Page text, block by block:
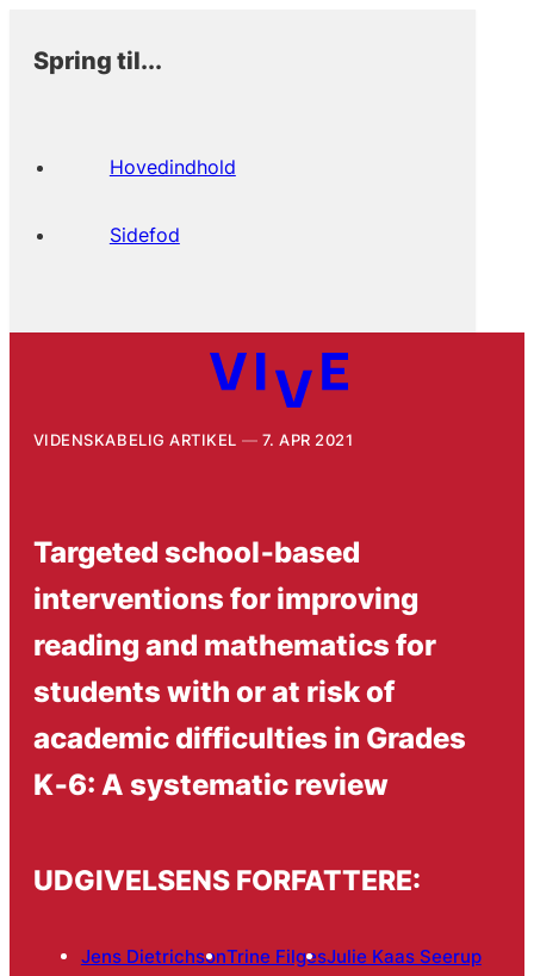
Spring til...
Hovedindhold
Sidefod
VIDENSKABELIG ARTIKEL 7. APR 2021
Targeted school‐based
interventions for improving
reading and mathematics for
students with or at risk of
academic difficulties in Grades
K‐6: A systematic review
UDGIVELSENS FORFATTERE:
Jens DietrichsonTrine FilgesJulie Kaas Seerup